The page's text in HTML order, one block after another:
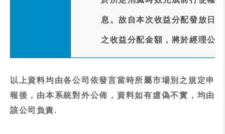
息。故自本次收益分配發放日
之收益分配金額，將於經理公
以上資料均由各公司依發言當時所屬市場別之規定申
報後，由本系統對外公佈，資料如有虛偽不實，均由
該公司負責.